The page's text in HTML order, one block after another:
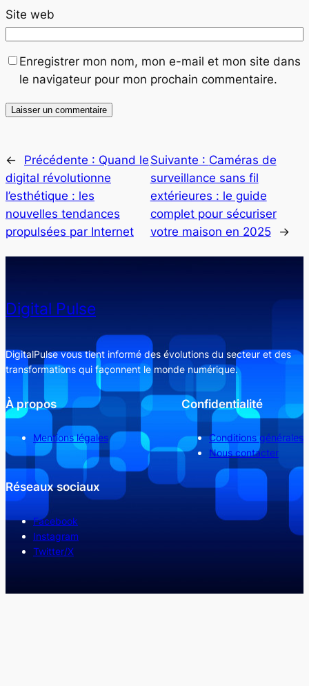
Site web
Enregistrer mon nom, mon e-mail et mon site dans
le navigateur pour mon prochain commentaire.
← Précédente : Quand le
digital révolutionne
l’esthétique : les
nouvelles tendances
propulsées par Internet
Suivante : Caméras de
surveillance sans fil
extérieures : le guide
complet pour sécuriser
votre maison en 2025
→
Digital Pulse
DigitalPulse vous tient informé des évolutions du secteur et des
transformations qui façonnent le monde numérique.
À propos
Mentions légales
Confidentialité
Conditions générales
Nous contacter
Réseaux sociaux
Facebook
Instagram
Twitter/X